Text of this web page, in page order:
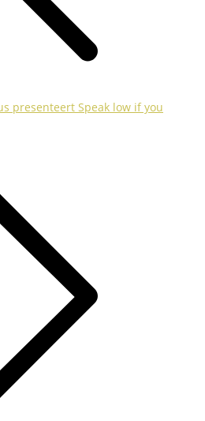
presenteert Speak low if you